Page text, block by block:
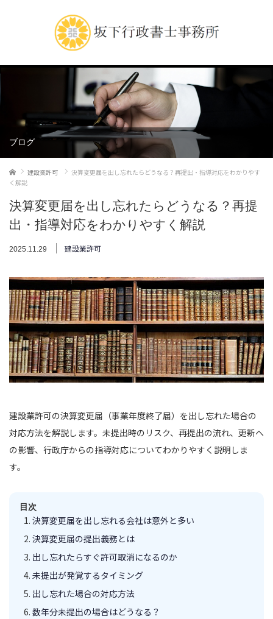
ブログ
ホーム 建設業許可
決算変更届を出し忘れたらどうなる？再提出・指導対応をわかりやす
く解説
決算変更届を出し忘れたらどうなる？再提
出・指導対応をわかりやすく解説
2025.11.29 建設業許可
建設業許可の決算変更届（事業年度終了届）を出し忘れた場合の
対応方法を解説します。未提出時のリスク、再提出の流れ、更新へ
の影響、行政庁からの指導対応についてわかりやすく説明しま
す。
目次
決算変更届を出し忘れる会社は意外と多い
決算変更届の提出義務とは
出し忘れたらすぐ許可取消になるのか
未提出が発覚するタイミング
出し忘れた場合の対応方法
数年分未提出の場合はどうなる？